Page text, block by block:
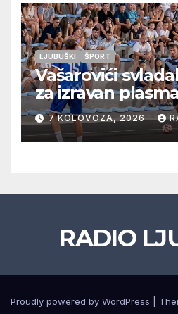
LJUBUŠKI ŠPORT
Vašarovići
za izravan
četvrtfinale,
prolazak dalje,
večeras počinje
7 KOLOVOZA, 2026
RADIO
Proudly powered by WordPress